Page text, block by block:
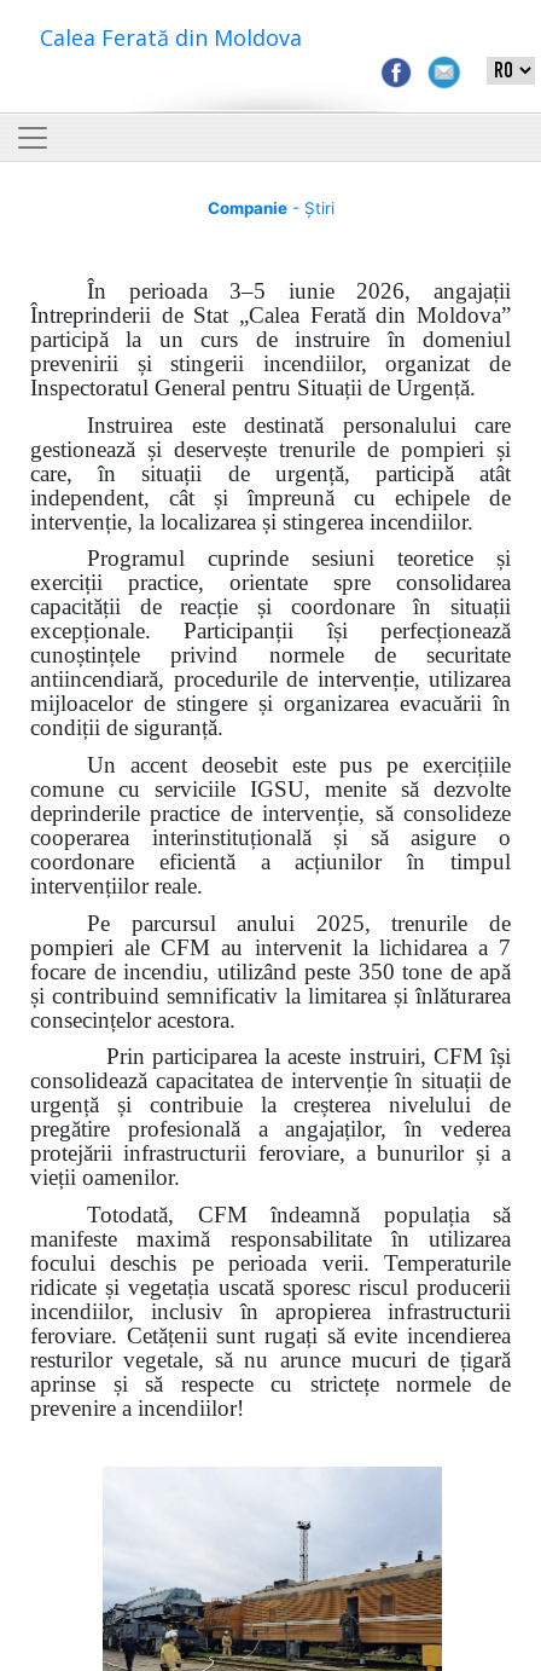
Calea Ferată din Moldova
Companie- Știri
În perioada 3–5 iunie 2026, angajații
Întreprinderii de Stat „Calea Ferată din Moldova”
participă la un curs de instruire în domeniul
prevenirii și stingerii incendiilor, organizat de
Inspectoratul General pentru Situații de Urgență.
Instruirea este destinată personalului care
gestionează și deservește trenurile de pompieri și
care, în situații de urgență, participă atât
independent, cât și împreună cu echipele de
intervenție, la localizarea și stingerea incendiilor.
Programul cuprinde sesiuni teoretice și
exerciții practice, orientate spre consolidarea
capacității de reacție și coordonare în situații
excepționale. Participanții își perfecționează
cunoștințele privind normele de securitate
antiincendiară, procedurile de intervenție, utilizarea
mijloacelor de stingere și organizarea evacuării în
condiții de siguranță.
Un accent deosebit este pus pe exercițiile
comune cu serviciile IGSU, menite să dezvolte
deprinderile practice de intervenție, să consolideze
cooperarea interinstituțională și să asigure o
coordonare eficientă a acțiunilor în timpul
intervențiilor reale.
Pe parcursul anului 2025, trenurile de
pompieri ale CFM au intervenit la lichidarea a 7
focare de incendiu, utilizând peste 350 tone de apă
și contribuind semnificativ la limitarea și înlăturarea
consecințelor acestora.
Prin participarea la aceste instruiri, CFM își
consolidează capacitatea de intervenție în situații de
urgență și contribuie la creșterea nivelului de
pregătire profesională a angajaților, în vederea
protejării infrastructurii feroviare, a bunurilor și a
vieții oamenilor.
Totodată, CFM îndeamnă populația să
manifeste maximă responsabilitate în utilizarea
focului deschis pe perioada verii. Temperaturile
ridicate și vegetația uscată sporesc riscul producerii
incendiilor, inclusiv în apropierea infrastructurii
feroviare. Cetățenii sunt rugați să evite incendierea
resturilor vegetale, să nu arunce mucuri de țigară
aprinse și să respecte cu strictețe normele de
prevenire a incendiilor!